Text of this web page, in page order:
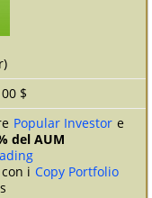
$
Popular Investor e
del AUM
i Copy Portfolio